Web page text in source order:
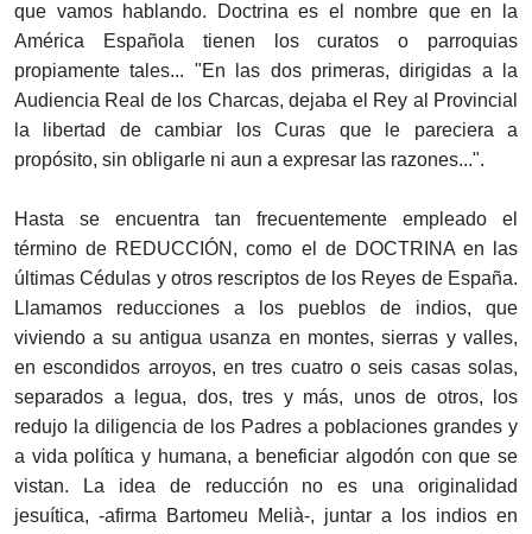
que vamos hablando. Doctrina es el nombre que en la
América Española tienen los curatos o parroquias
propiamente tales... "En las dos primeras, dirigidas a la
Audiencia Real de los Charcas, dejaba el Rey al Provincial
la libertad de cambiar los Curas que le pareciera a
propósito, sin obligarle ni aun a expresar las razones...".
Hasta se encuentra tan frecuentemente empleado el
término de REDUCCIÓN, como el de DOCTRINA en las
últimas Cédulas y otros rescriptos de los Reyes de España.
Llamamos reducciones a los pueblos de indios, que
viviendo a su antigua usanza en montes, sierras y valles,
en escondidos arroyos, en tres cuatro o seis casas solas,
separados a legua, dos, tres y más, unos de otros, los
redujo la diligencia de los Padres a poblaciones grandes y
a vida política y humana, a beneficiar algodón con que se
vistan. La idea de reducción no es una originalidad
jesuítica, -afirma Bartomeu Melià-, juntar a los indios en